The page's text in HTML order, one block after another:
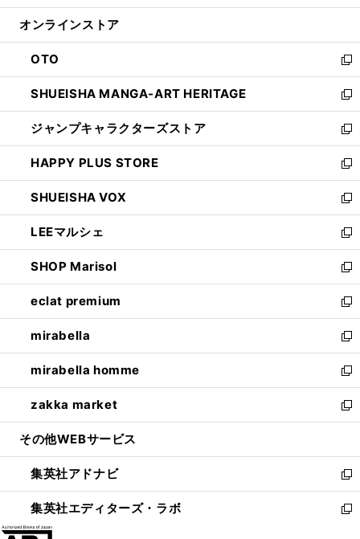
開
ン
ウ
で
開
く
ウ
ン
ド
ウ
で
開
く
オンラインストア
OTO
新
し
い
ウ
ィ
ン
ド
ウ
で
開
く
SHUEISHA MANGA-ART HERITAGE
新
し
い
ウ
ィ
ン
ド
ウ
で
開
く
ジャンプキャラクターズストア
新
し
い
ウ
ィ
ン
ド
ウ
で
開
く
HAPPY PLUS STORE
新
し
い
ウ
ィ
ン
ド
ウ
で
開
く
SHUEISHA VOX
新
し
い
ウ
ィ
ン
ド
ウ
で
開
く
LEEマルシェ
新
し
い
ウ
ィ
ン
ド
ウ
で
開
く
SHOP Marisol
新
し
い
ウ
ィ
ン
ド
ウ
で
開
eclat premium
新
し
い
ウ
ィ
ン
ド
ウ
開
く
mirabella
新
し
い
ウ
ィ
ン
ウ
で
開
く
mirabella homme
新
し
い
ウ
ン
ド
ウ
で
zakka market
新
し
ウ
ィ
ン
ド
その他WEBサービス
集英社アドナビ
新
し
い
集英社エディターズ・ラボ
新